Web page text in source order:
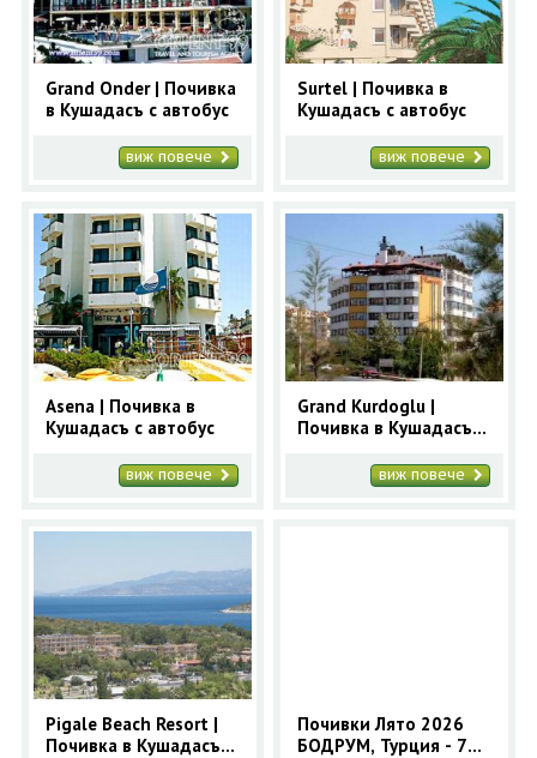
Grand Onder | Почивка
в Кушадасъ с автобус
виж повече
Surtel | Почивка в
Кушадасъ с автобус
виж повече
Asena | Почивка в
Кушадасъ с автобус
виж повече
Grand Kurdoglu |
Почивка в Кушадасъ с
виж повече
Pigale Beach Resort |
Почивка в Кушадасъ с
Почивки Лято 2026
БОДРУМ, Турция - 7